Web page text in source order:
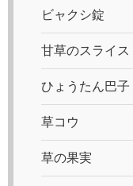
ビャクシ錠
甘草のスライス
ひょうたん巴子
草コウ
草の果実